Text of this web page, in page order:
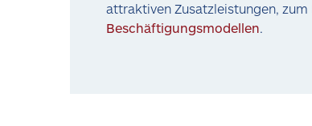
attraktiven Zusatzleistungen,
Beschäftigungsmodellen.